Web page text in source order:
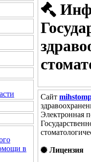
в
Сайт
Электронная
Лицензия